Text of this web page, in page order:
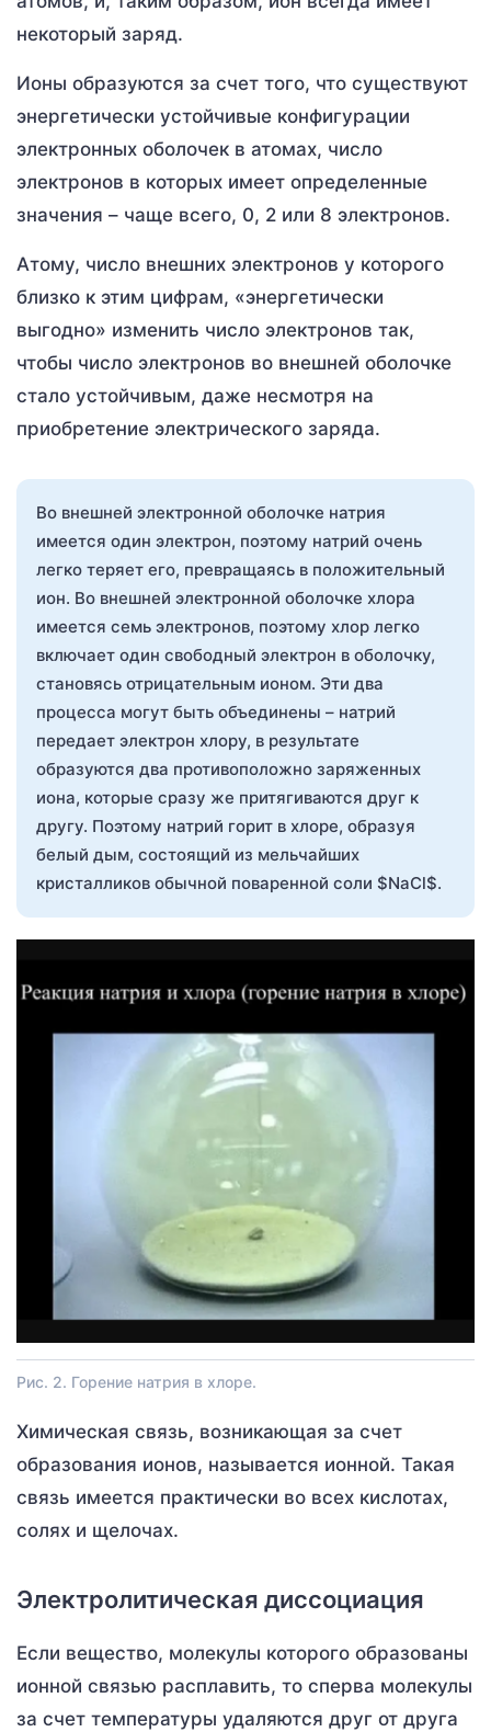
некоторый заряд.
Ионы образуются за счет того, что существуют
энергетически устойчивые конфигурации
электронных оболочек в атомах, число
электронов в которых имеет определенные
значения – чаще всего, 0, 2 или 8 электронов.
Атому, число внешних электронов у которого
близко к этим цифрам, «энергетически
выгодно» изменить число электронов так,
чтобы число электронов во внешней оболочке
стало устойчивым, даже несмотря на
приобретение электрического заряда.
Во внешней электронной оболочке натрия
имеется один электрон, поэтому натрий очень
легко теряет его, превращаясь в положительный
ион. Во внешней электронной оболочке хлора
имеется семь электронов, поэтому хлор легко
включает один свободный электрон в оболочку,
становясь отрицательным ионом. Эти два
процесса могут быть объединены – натрий
передает электрон хлору, в результате
образуются два противоположно заряженных
иона, которые сразу же притягиваются друг к
другу. Поэтому натрий горит в хлоре, образуя
белый дым, состоящий из мельчайших
кристалликов обычной поваренной соли $NaCl$.
Рис. 2. Горение натрия в хлоре.
Химическая связь, возникающая за счет
образования ионов, называется ионной. Такая
связь имеется практически во всех кислотах,
солях и щелочах.
Электролитическая диссоциация
Если вещество, молекулы которого образованы
ионной связью расплавить, то сперва молекулы
за счет температуры удаляются друг от друга